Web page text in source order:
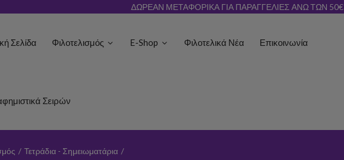
ΔΩΡΕΑΝ ΜΕΤΑΦΟΡΙΚΑ ΓΙΑ ΠΑΡΑΓΓΕΛΙΕΣ ΑΝΩ ΤΩΝ 50€
Σελίδα Φιλοτελισμός E-Shop Φιλοτελικά Νέα Επικοινωνία
Σειρών
/ Τετράδια - Σημειωματάρια /